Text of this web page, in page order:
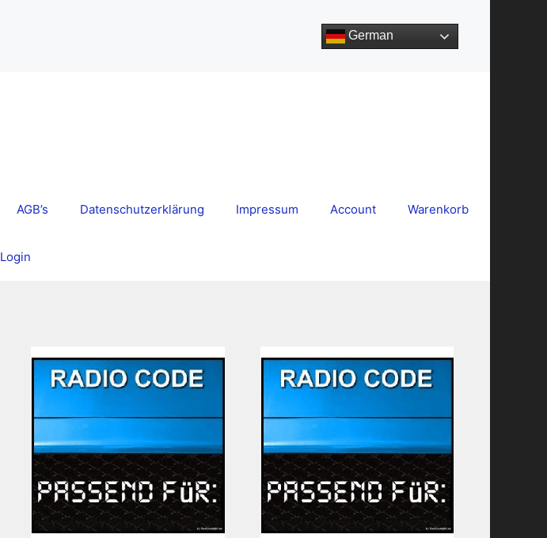
German
AGB’s Datenschutzerklärung Impressum Account Warenkorb
Login